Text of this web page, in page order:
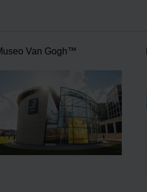
Van Gogh™